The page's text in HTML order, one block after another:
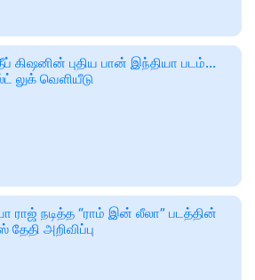
கிஷனின் புதிய பான் இந்தியா படம்...
லுக் வெளியீடு
ராஜ் நடித்த “ராம் இன் லீலா” படத்தின்
தேதி அறிவிப்பு